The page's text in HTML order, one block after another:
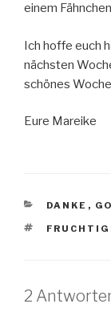
einem
Ich hoffe euch
nächsten
schönes
Eure Mareike
DANKE ,
2